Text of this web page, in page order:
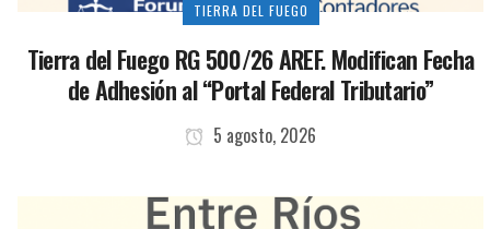
TIERRA DEL FUEGO
Tierra del Fuego RG 500/26 AREF. Modifican Fecha
de Adhesión al “Portal Federal Tributario”
5 agosto, 2026